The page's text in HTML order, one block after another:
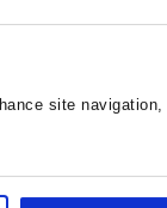
site